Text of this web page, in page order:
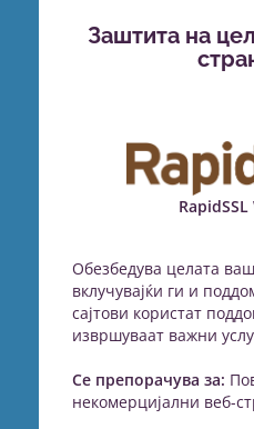
Заштита на
Обезбедува целата
вклучувајќи ги и
сајтови користат
извршуваат важни
Се препорачува за:
некомерцијални веб-